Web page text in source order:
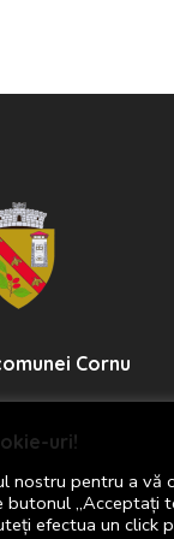
Cornu
461
uri!
nostru pentru a vă
butonul „Acceptați
efectua un click